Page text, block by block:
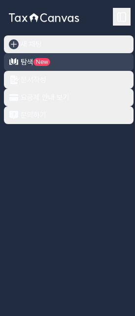
탐색
New